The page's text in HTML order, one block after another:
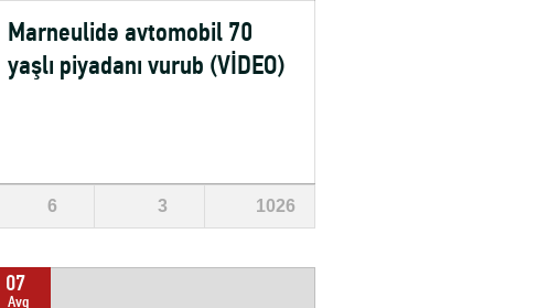
Marneulidə avtomobil 70
yaşlı piyadanı vurub (VİDEO)
6 3 1026
07
Avq